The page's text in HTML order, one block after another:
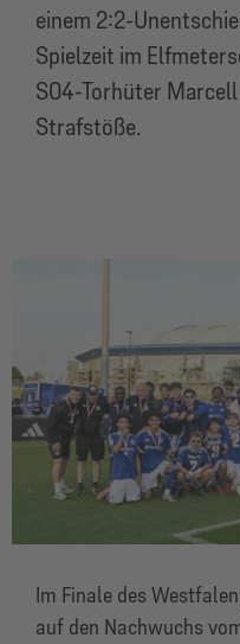
einem 2:2-
Spielzeit im
S04-Torhüter
Strafstöße.
Im Finale des
auf den Nachwuchs